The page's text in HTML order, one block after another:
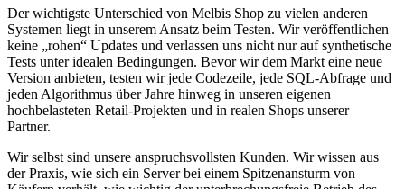
Der wichtigste Unterschied von Melbis Shop zu vielen anderen
Systemen liegt in unserem Ansatz beim Testen. Wir veröffentlichen
keine „rohen“ Updates und verlassen uns nicht nur auf synthetische
Tests unter idealen Bedingungen. Bevor wir dem Markt eine neue
Version anbieten, testen wir jede Codezeile, jede SQL-Abfrage und
jeden Algorithmus über Jahre hinweg in unseren eigenen
hochbelasteten Retail-Projekten und in realen Shops unserer
Partner.
Wir selbst sind unsere anspruchsvollsten Kunden. Wir wissen aus
der Praxis, wie sich ein Server bei einem Spitzenansturm von